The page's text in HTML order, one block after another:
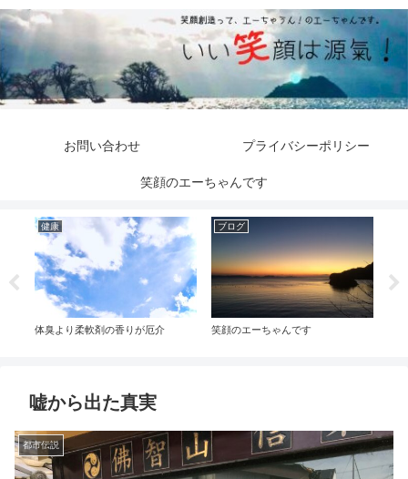
お問い合わせ プライバシーポリシー
笑顔のエーちゃんです
健康
体臭より柔軟剤の香りが厄介
ブログ
笑顔のエーちゃんです
嘘から出た真実
都市伝説